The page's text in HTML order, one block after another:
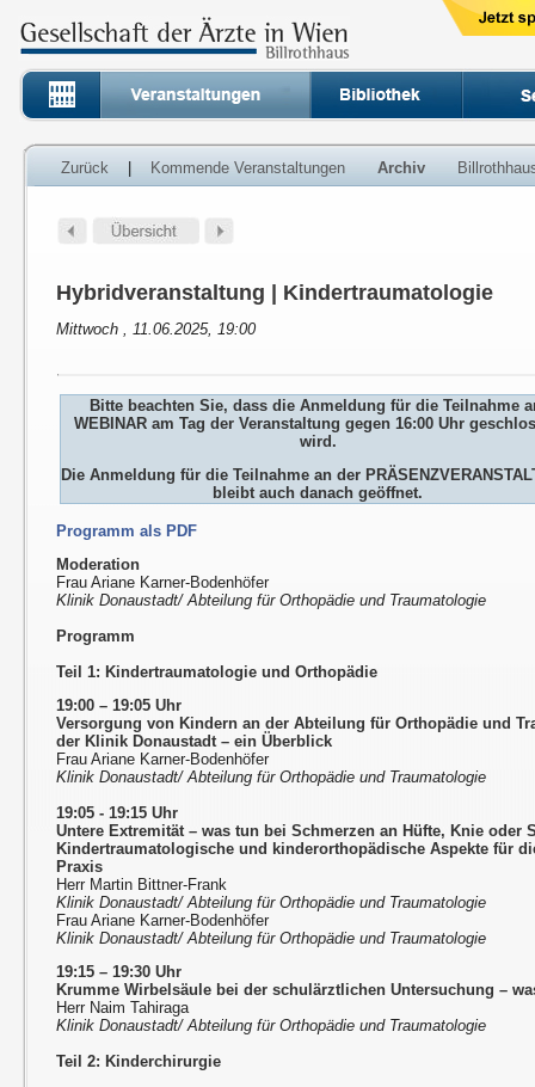
Zurück Kommende Veranstaltungen Archiv
Hybridveranstaltung | Kindertraumatologie
Mittwoch , 11.06.2025, 19:00
Bitte beachten Sie, dass die Anmeldung für die Teilnahme
WEBINAR am Tag der Veranstaltung gegen 16:00 Uhr
wird.
Die Anmeldung für die Teilnahme an der
bleibt auch danach geöffnet.
Programm als PDF
Moderation
Frau Ariane Karner-Bodenhöfer
Klinik Donaustadt/ Abteilung für Orthopädie und Traumatologie
Programm
Teil 1: Kindertraumatologie und Orthopädie
19:00 – 19:05 Uhr
Versorgung von Kindern an der Abteilung für Orthopädie und
der Klinik Donaustadt – ein Überblick
Frau Ariane Karner-Bodenhöfer
Klinik Donaustadt/ Abteilung für Orthopädie und Traumatologie
19:05 - 19:15 Uhr
Untere Extremität – was tun bei Schmerzen an Hüfte, Knie oder
Kindertraumatologische und kinderorthopädische Aspekte für
Praxis
Herr Martin Bittner-Frank
Klinik Donaustadt/ Abteilung für Orthopädie und Traumatologie
Frau Ariane Karner-Bodenhöfer
Klinik Donaustadt/ Abteilung für Orthopädie und Traumatologie
19:15 – 19:30 Uhr
Krumme Wirbelsäule bei der schulärztlichen Untersuchung –
Herr Naim Tahiraga
Klinik Donaustadt/ Abteilung für Orthopädie und Traumatologie
Teil 2: Kinderchirurgie